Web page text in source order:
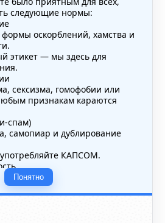
следующие нормы:
оскорблений, хамства и
этикет — мы здесь для
сексизма, гомофобии или
признакам караются
спам)
самопиар и дублирование
КАПСОМ.
данные — свои или чужие
Понятно